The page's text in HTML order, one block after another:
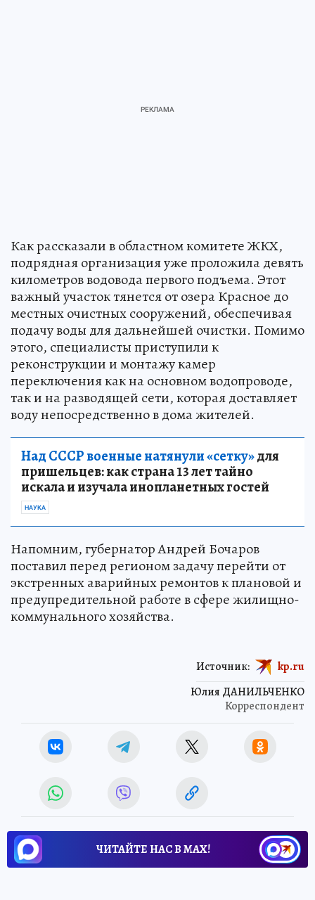
Как рассказали в областном комитете ЖКХ,
подрядная организация уже проложила девять
километров водовода первого подъема. Этот
важный участок тянется от озера Красное до
местных очистных сооружений, обеспечивая
подачу воды для дальнейшей очистки. Помимо
этого, специалисты приступили к
реконструкции и монтажу камер
переключения как на основном водопроводе,
так и на разводящей сети, которая доставляет
воду непосредственно в дома жителей.
Над СССР военные натянули «сетку»для
пришельцев: как страна 13 лет тайно
искала и изучала инопланетных гостей
НАУКА
Напомним, губернатор Андрей Бочаров
поставил перед регионом задачу перейти от
экстренных аварийных ремонтов к плановой и
предупредительной работе в сфере жилищно-
коммунального хозяйства.
Юлия ДАНИЛЬЧЕНКО
Корреспондент
Источник: kp.ru
ЧИТАЙТЕ НАС В МАХ!